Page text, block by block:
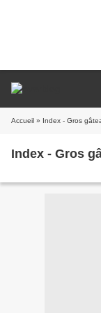
Accueil » Index - Gros
Index - Gros